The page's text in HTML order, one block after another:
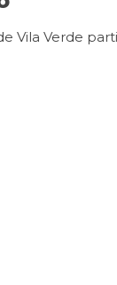
Vila Verde